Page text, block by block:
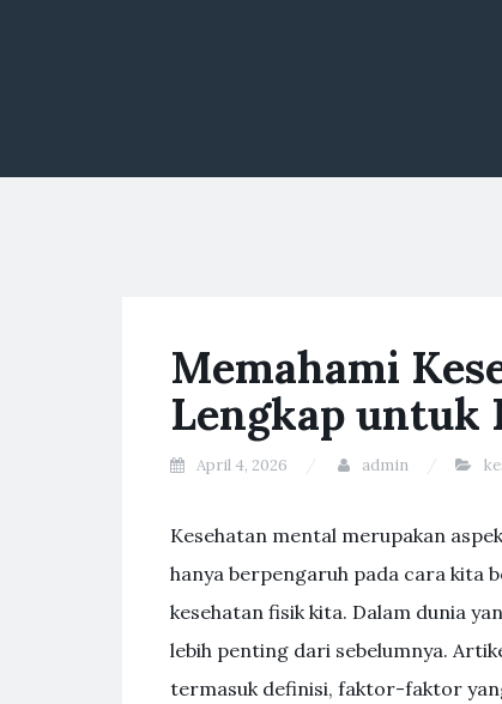
Memahami
Lengkap untuk
April 4, 2026 admin
Kesehatan mental merupakan
hanya berpengaruh pada cara kita
kesehatan fisik kita. Dalam dunia
lebih penting dari sebelumnya.
termasuk definisi, faktor-faktor